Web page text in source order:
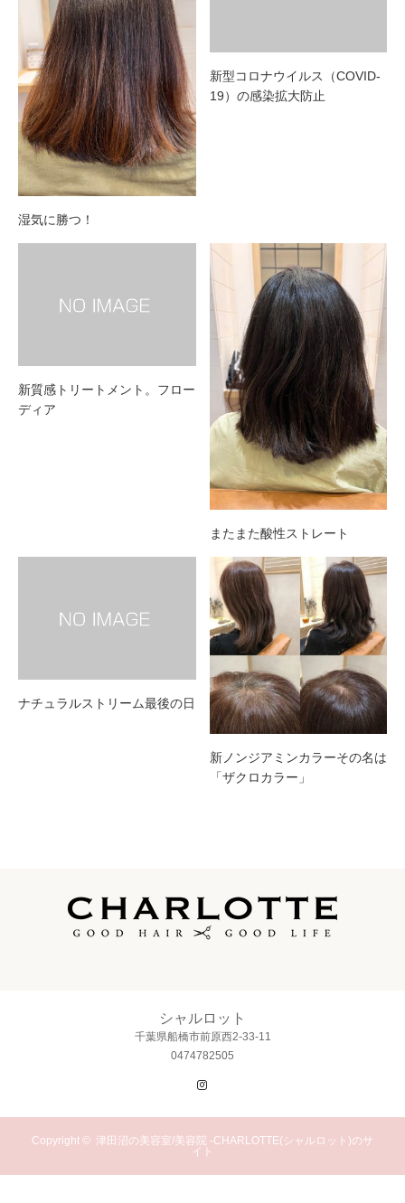
湿気に勝つ！
新型コロナウイルス（COVID-
19）の感染拡大防止
新質感トリートメント。フロー
ディア
またまた酸性ストレート
ナチュラルストリーム最後の日
新ノンジアミンカラーその名は
「ザクロカラー」
シャルロット
千葉県船橋市前原西2-33-11
0474782505
Copyright © 津田沼の美容室/美容院 -CHARLOTTE(シャルロット)のサ
イト